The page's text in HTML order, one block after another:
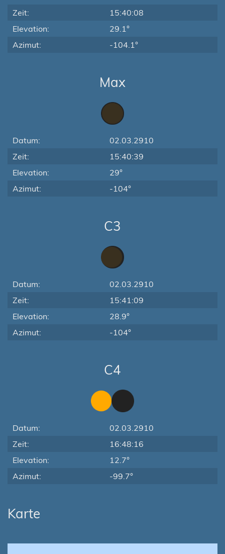
Zeit:
15:40:08
Elevation:
29.1°
Azimut:
-104.1°
Max
Datum:
02.03.2910
Zeit:
15:40:39
Elevation:
29°
Azimut:
-104°
C3
Datum:
02.03.2910
Zeit:
15:41:09
Elevation:
28.9°
Azimut:
-104°
C4
Datum:
02.03.2910
Zeit:
16:48:16
Elevation:
12.7°
Azimut:
-99.7°
Karte